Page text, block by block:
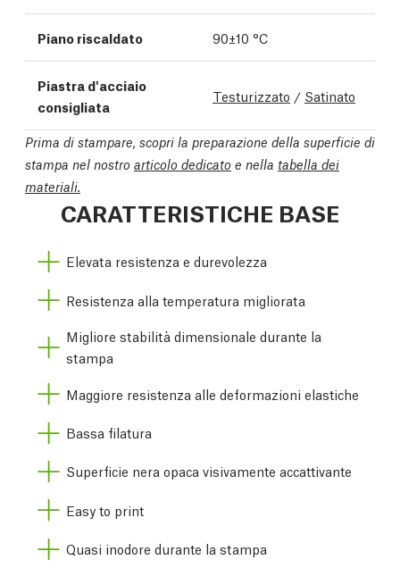
Piano riscaldato 90±10 °C
Piastra d'acciaio
consigliata
Testurizzato / Satinato
Prima di stampare, scopri la preparazione della superficie di
stampa nel nostro articolo dedicato e nella tabella dei
materiali.
CARATTERISTICHE BASE
Elevata resistenza e durevolezza
Resistenza alla temperatura migliorata
Migliore stabilità dimensionale durante la
stampa
Maggiore resistenza alle deformazioni elastiche
Bassa filatura
Superficie nera opaca visivamente accattivante
Easy to print
Quasi inodore durante la stampa